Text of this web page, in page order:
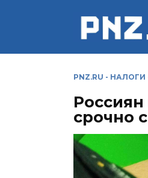
PNZ.RU - НАЛОГИ
срочно